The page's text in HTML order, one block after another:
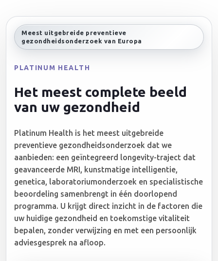
Meest uitgebreide preventieve
gezondheidsonderzoek van Europa
PLATINUM HEALTH
Het meest complete beeld
van uw gezondheid
Platinum Health is het meest uitgebreide
preventieve gezondheidsonderzoek dat we
aanbieden: een geïntegreerd longevity-traject dat
geavanceerde MRI, kunstmatige intelligentie,
genetica, laboratoriumonderzoek en specialistische
beoordeling samenbrengt in één doorlopend
programma. U krijgt direct inzicht in de factoren die
uw huidige gezondheid en toekomstige vitaliteit
bepalen, zonder verwijzing en met een persoonlijk
adviesgesprek na afloop.